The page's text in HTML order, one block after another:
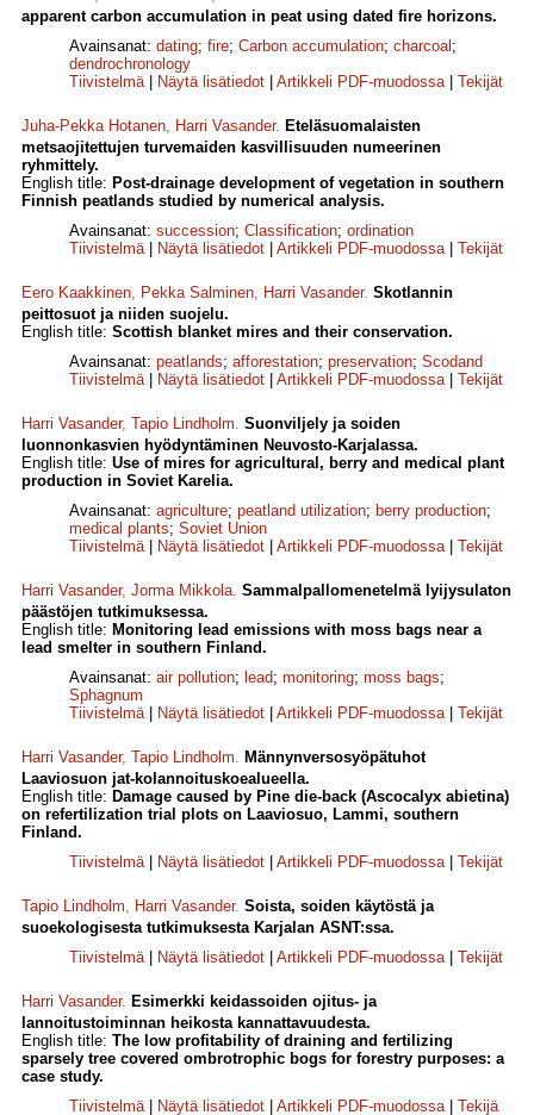
apparent carbon accumulation in peat using dated fire horizons.
Avainsanat: dating; fire; Carbon accumulation; charcoal ;
dendrochronology
Tiivistelmä| Näytä lisätiedot Artikkeli PDF-muodossa| Tekijät
Juha-Pekka Hotanen, Harri Vasander. Eteläsuomalaisten
metsaojitettujen turvemaiden kasvillisuuden numeerinen
ryhmittely.
English title: Post-drainage development of vegetation in southern
Finnish peatlands studied by numerical analysis.
Avainsanat: succession; Classification; ordination
Tiivistelmä| Näytä lisätiedot Artikkeli PDF-muodossa| Tekijät
Eero Kaakkinen, Pekka Salminen, Harri Vasander. Skotlannin
peittosuot ja niiden suojelu.
English title: Scottish blanket mires and their conservation.
Avainsanat: peatlands; afforestation; preservation; Scodand
Tiivistelmä| Näytä lisätiedot Artikkeli PDF-muodossa| Tekijät
Harri Vasander, Tapio Lindholm. Suonviljely ja soiden
luonnonkasvien hyödyntäminen Neuvosto-Karjalassa.
English title: Use of mires for agricultural, berry and medical plant
production in Soviet Karelia.
Avainsanat: agriculture; peatland utilization; berry production;
medical plants; Soviet Union
Tiivistelmä| Näytä lisätiedot Artikkeli PDF-muodossa| Tekijät
Harri Vasander, Jorma Mikkola. Sammalpallomenetelmä lyijysulaton
päästöjen tutkimuksessa.
English title: Monitoring lead emissions with moss bags near a
lead smelter in southern Finland.
Avainsanat: air pollution; lead; monitoring; moss bags;
Sphagnum
Tiivistelmä| Näytä lisätiedot Artikkeli PDF-muodossa| Tekijät
Harri Vasander, Tapio Lindholm. Männynversosyöpätuhot
Laaviosuon jat-kolannoituskoealueella.
English title: Damage caused by Pine die-back (Ascocalyx abietina)
on refertilization trial plots on Laaviosuo, Lammi, southern
Finland.
Tiivistelmä| Näytä lisätiedot Artikkeli PDF-muodossa| Tekijät
Tapio Lindholm, Harri Vasander. Soista, soiden käytöstä ja
suoekologisesta tutkimuksesta Karjalan ASNT:ssa.
Tiivistelmä| Näytä lisätiedot Artikkeli PDF-muodossa| Tekijät
Harri Vasander. Esimerkki keidassoiden ojitus- ja
lannoitustoiminnan heikosta kannattavuudesta.
English title: The low profitability of draining and fertilizing
sparsely tree covered ombrotrophic bogs for forestry purposes: a
case study.
Tiivistelmä| Näytä lisätiedot Artikkeli PDF-muodossa| Tekijä